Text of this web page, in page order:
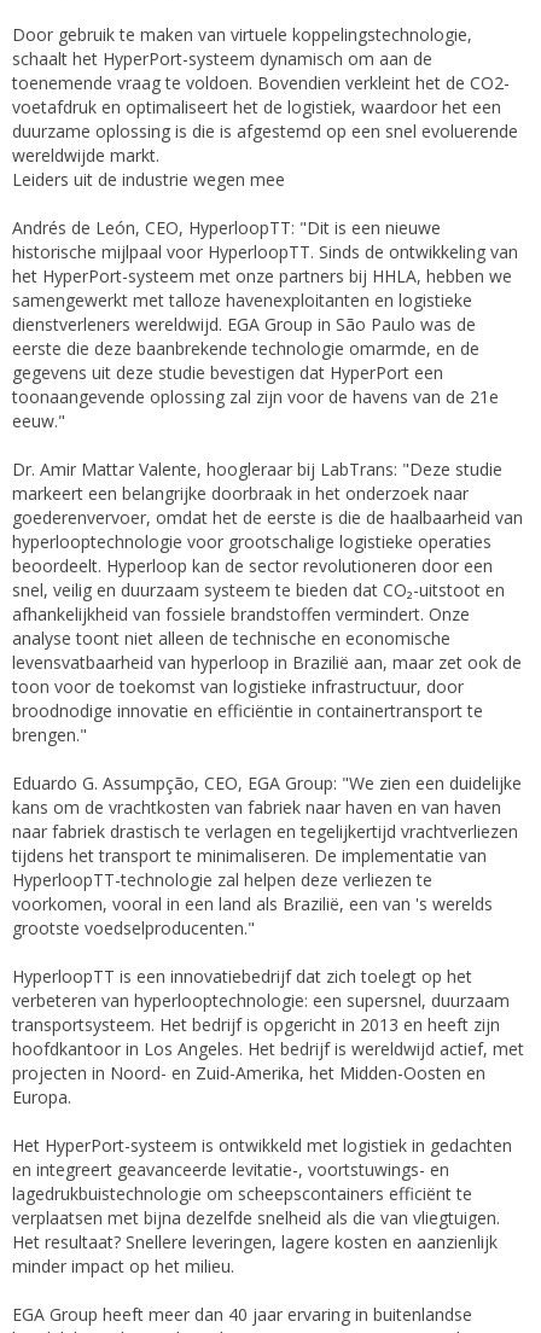
Door gebruik te maken van virtuele koppelingstechnologie,
schaalt het HyperPort-systeem dynamisch om aan de
toenemende vraag te voldoen. Bovendien verkleint het de CO2-
voetafdruk en optimaliseert het de logistiek, waardoor het een
duurzame oplossing is die is afgestemd op een snel evoluerende
wereldwijde markt.
Leiders uit de industrie wegen mee
Andrés de León, CEO, HyperloopTT: "Dit is een nieuwe
historische mijlpaal voor HyperloopTT. Sinds de ontwikkeling van
het HyperPort-systeem met onze partners bij HHLA, hebben we
samengewerkt met talloze havenexploitanten en logistieke
dienstverleners wereldwijd. EGA Group in São Paulo was de
eerste die deze baanbrekende technologie omarmde, en de
gegevens uit deze studie bevestigen dat HyperPort een
toonaangevende oplossing zal zijn voor de havens van de 21e
eeuw."
Dr. Amir Mattar Valente, hoogleraar bij LabTrans: "Deze studie
markeert een belangrijke doorbraak in het onderzoek naar
goederenvervoer, omdat het de eerste is die de haalbaarheid van
hyperlooptechnologie voor grootschalige logistieke operaties
beoordeelt. Hyperloop kan de sector revolutioneren door een
snel, veilig en duurzaam systeem te bieden dat CO₂-uitstoot en
afhankelijkheid van fossiele brandstoffen vermindert. Onze
analyse toont niet alleen de technische en economische
levensvatbaarheid van hyperloop in Brazilië aan, maar zet ook de
toon voor de toekomst van logistieke infrastructuur, door
broodnodige innovatie en efficiëntie in containertransport te
brengen."
Eduardo G. Assumpção, CEO, EGA Group: "We zien een duidelijke
kans om de vrachtkosten van fabriek naar haven en van haven
naar fabriek drastisch te verlagen en tegelijkertijd vrachtverliezen
tijdens het transport te minimaliseren. De implementatie van
HyperloopTT-technologie zal helpen deze verliezen te
voorkomen, vooral in een land als Brazilië, een van 's werelds
grootste voedselproducenten."
HyperloopTT is een innovatiebedrijf dat zich toelegt op het
verbeteren van hyperlooptechnologie: een supersnel, duurzaam
transportsysteem. Het bedrijf is opgericht in 2013 en heeft zijn
hoofdkantoor in Los Angeles. Het bedrijf is wereldwijd actief, met
projecten in Noord- en Zuid-Amerika, het Midden-Oosten en
Europa.
Het HyperPort-systeem is ontwikkeld met logistiek in gedachten
en integreert geavanceerde levitatie-, voortstuwings- en
lagedrukbuistechnologie om scheepscontainers efficiënt te
verplaatsen met bijna dezelfde snelheid als die van vliegtuigen.
Het resultaat? Snellere leveringen, lagere kosten en aanzienlijk
minder impact op het milieu.
EGA Group heeft meer dan 40 jaar ervaring in buitenlandse